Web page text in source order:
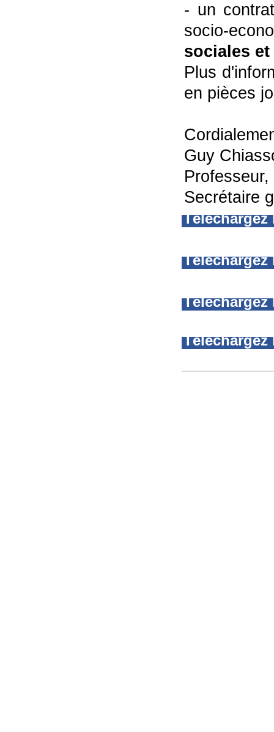
- un
socio-
sociales
Plus
en pièces
Guy
Secrétaire
Téléchargez
Téléchargez
Téléchargez